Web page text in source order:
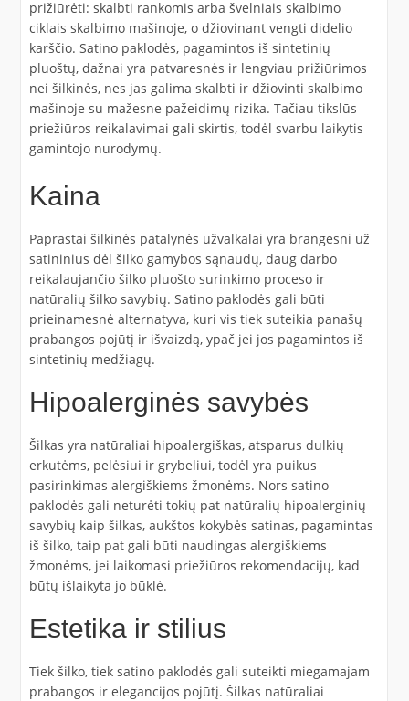
prižiūrėti: skalbti rankomis arba švelniais skalbimo
ciklais skalbimo mašinoje, o džiovinant vengti didelio
karščio. Satino paklodės, pagamintos iš sintetinių
pluoštų, dažnai yra patvaresnės ir lengviau prižiūrimos
nei šilkinės, nes jas galima skalbti ir džiovinti skalbimo
mašinoje su mažesne pažeidimų rizika. Tačiau tikslūs
priežiūros reikalavimai gali skirtis, todėl svarbu laikytis
gamintojo nurodymų.
Kaina
Paprastai šilkinės patalynės užvalkalai yra brangesni už
satininius dėl šilko gamybos sąnaudų, daug darbo
reikalaujančio šilko pluošto surinkimo proceso ir
natūralių šilko savybių. Satino paklodės gali būti
prieinamesnė alternatyva, kuri vis tiek suteikia panašų
prabangos pojūtį ir išvaizdą, ypač jei jos pagamintos iš
sintetinių medžiagų.
Hipoalerginės savybės
Šilkas yra natūraliai hipoalergiškas, atsparus dulkių
erkutėms, pelėsiui ir grybeliui, todėl yra puikus
pasirinkimas alergiškiems žmonėms. Nors satino
paklodės gali neturėti tokių pat natūralių hipoalerginių
savybių kaip šilkas, aukštos kokybės satinas, pagamintas
iš šilko, taip pat gali būti naudingas alergiškiems
žmonėms, jei laikomasi priežiūros rekomendacijų, kad
būtų išlaikyta jo būklė.
Estetika ir stilius
Tiek šilko, tiek satino paklodės gali suteikti miegamajam
prabangos ir elegancijos pojūtį. Šilkas natūraliai